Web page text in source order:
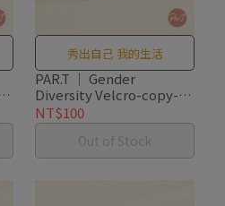
秀出自己 我的生活
PAR.T ｜ Gender
Diversity Velcro-copy-
copy-copy-copy
NT$100
Out of Stock